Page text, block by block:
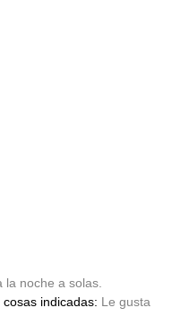
la noche a solas.
indicadas: Le gusta